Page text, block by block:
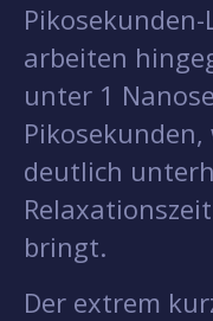
Pikosekunden-
arbeiten
unter 1
deutlich
bringt.
Der extrem